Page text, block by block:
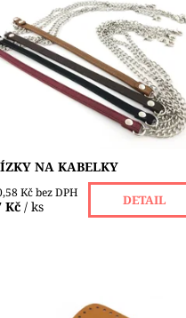
na kabelky s karabinkami
ve třech variantách. Jeden
očka, široká 4 mm a
12 mm. Na koncích má
Skladem 12 ks
NA KABELKY
Kč bez DPH
Kč / ks DETAIL